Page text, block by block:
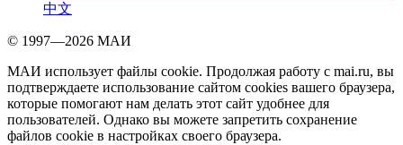
中文
© 1997—2026 МАИ
МАИ использует файлы cookie. Продолжая работу с mai.ru, вы
подтверждаете использование сайтом cookies вашего браузера,
которые помогают нам делать этот сайт удобнее для
пользователей. Однако вы можете запретить сохранение
файлов cookie в настройках своего браузера.